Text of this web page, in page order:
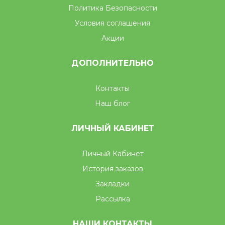
Политика Безопасности
Условия соглашения
Акции
ДОПОЛНИТЕЛЬНО
Контакты
Наш блог
ЛИЧНЫЙ КАБИНЕТ
Личный Кабинет
История заказов
Закладки
Рассылка